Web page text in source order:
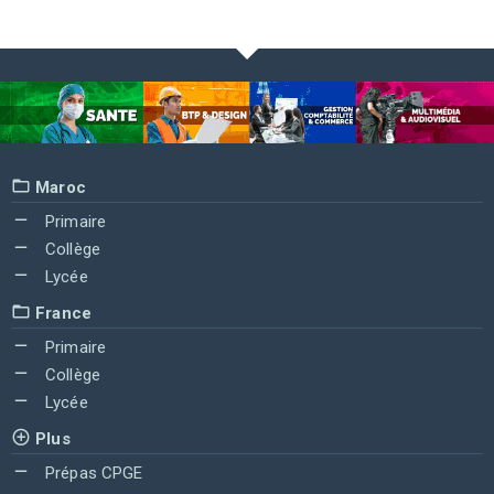
Maroc
Primaire
Collège
Lycée
France
Primaire
Collège
Lycée
Plus
Prépas CPGE